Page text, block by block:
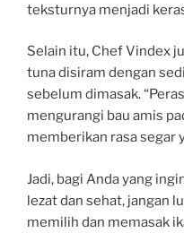
teksturnya menjadi
Selain itu, Chef Vindex
tuna disiram dengan
sebelum dimasak.
mengurangi bau amis
memberikan rasa segar
Jadi, bagi Anda yang
lezat dan sehat, jangan
memilih dan memasak